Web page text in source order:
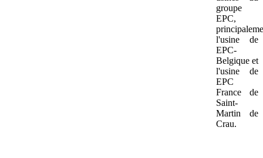
groupe
EPC,
l'usine de
EPC-
Belgique et
l'usine de
EPC
France de
Saint-
Martin de
Crau.